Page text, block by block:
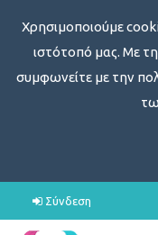
Χρησιμοποιούμε
ιστότοπό μας. Με
συμφωνείτε με την
Σύνδεση